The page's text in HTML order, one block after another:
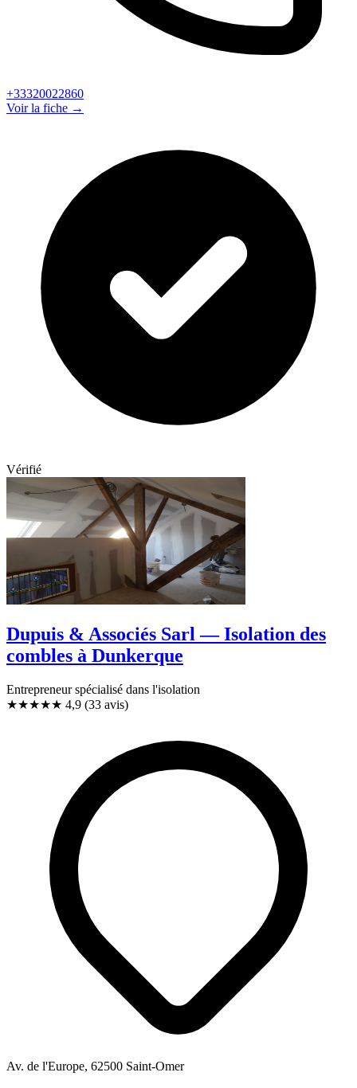
+33320022860
Voir la fiche →
Vérifié
Dupuis & Associés Sarl — Isolation des
combles à Dunkerque
Entrepreneur spécialisé dans l'isolation
★★★★★ 4,9 (33 avis)
Av. de l'Europe, 62500 Saint-Omer